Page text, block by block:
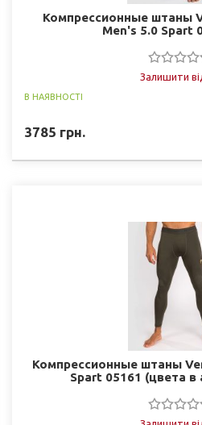
Компрессионные штаны
Men's 5.0 Spart
Залишити
В НАЯВНОСТІ
3785 грн.
Компрессионные штаны
Spart 05161 (цвета в